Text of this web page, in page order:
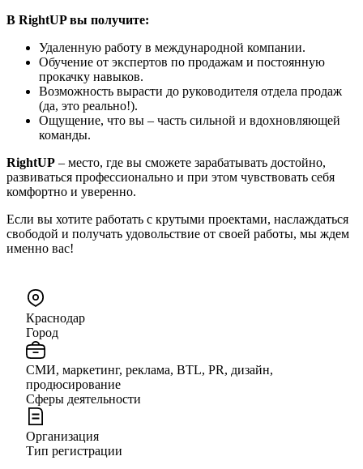
В RightUP вы получите:
Удаленную работу в международной компании.
Обучение от экспертов по продажам и постоянную
прокачку навыков.
Возможность вырасти до руководителя отдела продаж
(да, это реально!).
Ощущение, что вы – часть сильной и вдохновляющей
команды.
RightUP – место, где вы сможете зарабатывать достойно,
развиваться профессионально и при этом чувствовать себя
комфортно и уверенно.
Если вы хотите работать с крутыми проектами, наслаждаться
свободой и получать удовольствие от своей работы, мы ждем
именно вас!
Краснодар
Город
СМИ, маркетинг, реклама, BTL, PR, дизайн,
продюсирование
Сферы деятельности
Организация
Тип регистрации